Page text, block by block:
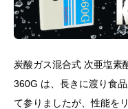
炭酸ガス混合式 次亜塩素
360G は、長きに渡り食
て参りましたが、性能を